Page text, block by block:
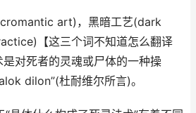
art)，黑暗工艺(dark
【这三个词不知道怎么翻译
对死者的灵魂或尸体的一种操
dilon”(杜耐维尔所言)。